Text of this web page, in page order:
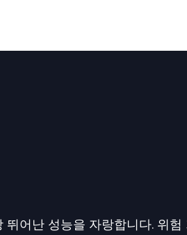
어난 성능을 자랑합니다. 위험